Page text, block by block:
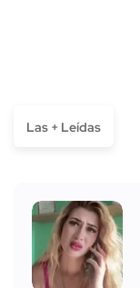
Las + Leídas